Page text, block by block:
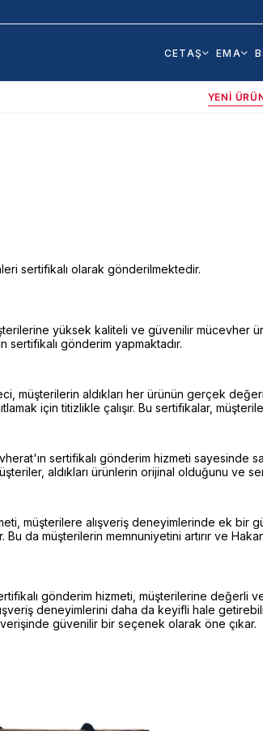
CETAŞ EMA
YENI
sertifikalı olarak gönderilmektedir.
yüksek kaliteli ve güvenilir mücevher
sertifikalı gönderim yapmaktadır.
müşterilerin aldıkları her ürünün gerçek
için titizlikle çalışır. Bu sertifikalar,
sertifikalı gönderim hizmeti sayesinde
aldıkları ürünlerin orijinal olduğunu ve
müşterilere alışveriş deneyimlerinde ek bir
da müşterilerin memnuniyetini artırır ve
gönderim hizmeti, müşterilerine değerli
deneyimlerini daha da keyifli hale
güvenilir bir seçenek olarak öne çıkar.